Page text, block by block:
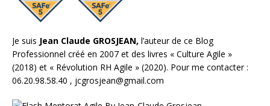
Je suis Jean Claude GROSJEAN, l’auteur de ce Blog
Professionnel créé en 2007 et des livres « Culture Agile »
(2018) et « Révolution RH Agile » (2020). Pour me contacter :
06.20.98.58.40 , jcgrosjean@gmail.com